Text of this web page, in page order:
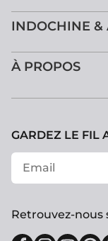
INDOCHINE &
À PROPOS
GARDEZ LE FIL
Retrouvez-nous